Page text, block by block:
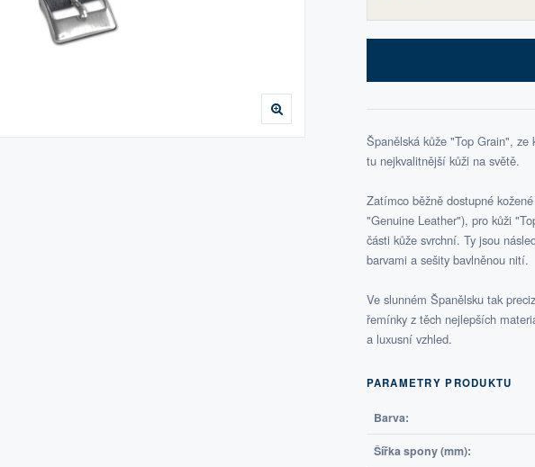
Španělská kůže "Top Grain",
tu nejkvalitnější kůži na světě.
Zatímco běžně dostupné
"Genuine Leather"), pro kůži
části kůže svrchní. Ty jsou
barvami a sešity bavlněnou nití.
Ve slunném Španělsku tak
řemínky z těch nejlepších
a luxusní vzhled.
PARAMETRY PRODUKTU
Barva:
Šířka spony (mm):